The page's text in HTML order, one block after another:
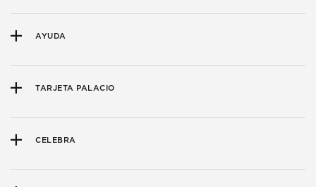
AYUDA
TARJETA PALACIO
CELEBRA